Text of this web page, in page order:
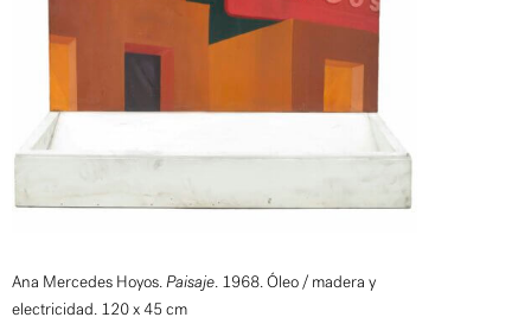
Ana Mercedes Hoyos.Paisaje. 1968. Óleo / madera y
electricidad. 120 x 45 cm